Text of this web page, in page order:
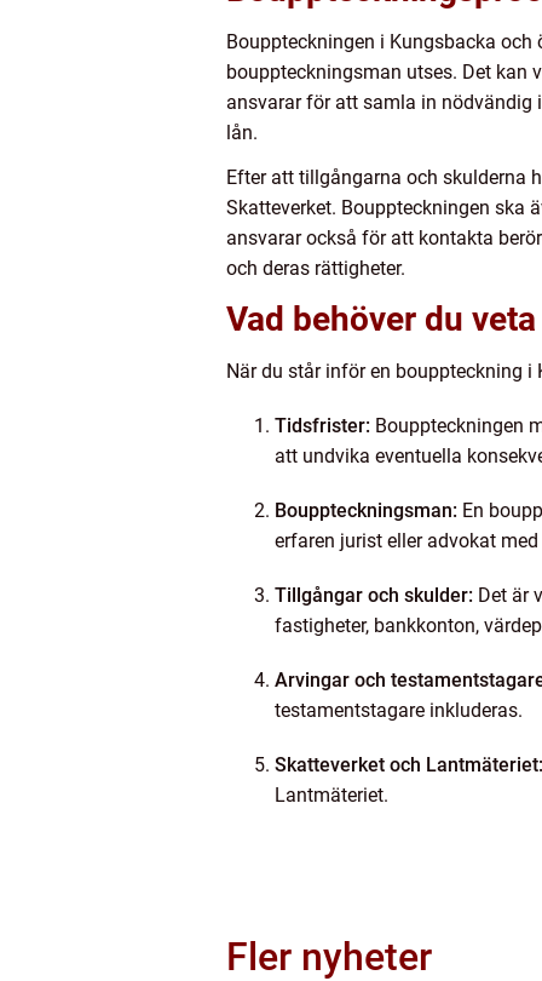
Bouppteckningen i Kungsbacka
bouppteckningsman utses. Det kan
ansvarar för att samla in nödvändig
lån.
Efter att tillgångarna och skulderna
Skatteverket. Bouppteckningen ska
ansvarar också för att kontakta
och deras rättigheter.
Vad behöver du
När du står inför en bouppteckning
Tidsfrister: Bouppteckningen
att undvika eventuella
Bouppteckningsman: En
erfaren jurist eller advokat
Tillgångar och skulder: Det är
fastigheter, bankkonton,
Arvingar och
testamentstagare inkluderas.
Skatteverket och Lantmäteriet:
Lantmäteriet.
Fler nyheter